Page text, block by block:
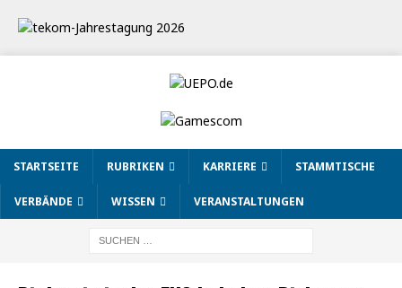
STARTSEITE RUBRIKEN KARRIERE STAMMTISCHE
VERBÄNDE WISSEN VERANSTALTUNGEN